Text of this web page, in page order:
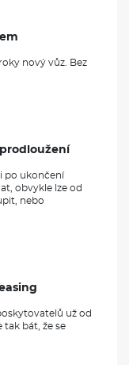
nový vůz. Bez
po ukončení
obvykle lze od
nebo
už od
tak bát, že se